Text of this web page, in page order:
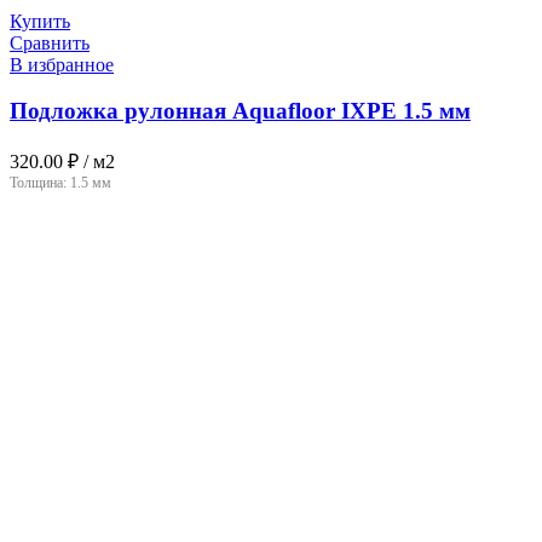
Купить
Сравнить
В избранное
Подложка рулонная Aquafloor IXPE 1.5 мм
320.00 ₽ / м2
Толщина: 1.5 мм